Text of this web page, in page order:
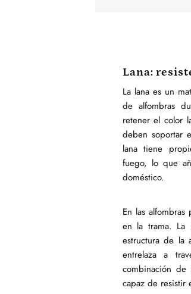
Lana:
La lana es un
de alfombras
retener el color
deben soportar
lana tiene
fuego, lo que
doméstico.
En las
en la trama. La
estructura de la
entrelaza a
combinación
capaz de resistir